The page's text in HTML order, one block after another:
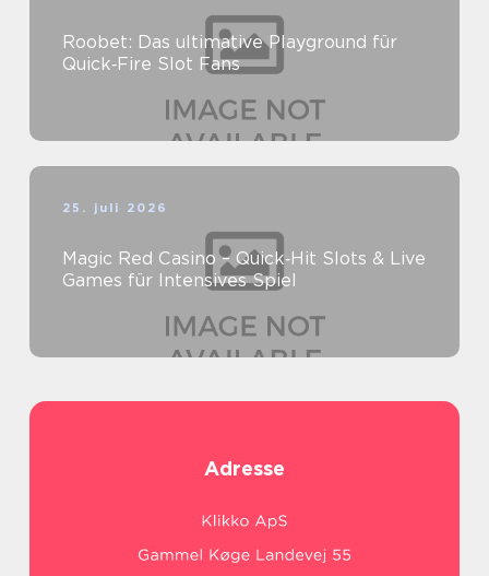
Roobet: Das ultimative Playground für
Quick‑Fire Slot Fans
25. juli 2026
Magic Red Casino – Quick‑Hit Slots & Live
Games für Intensives Spiel
Adresse